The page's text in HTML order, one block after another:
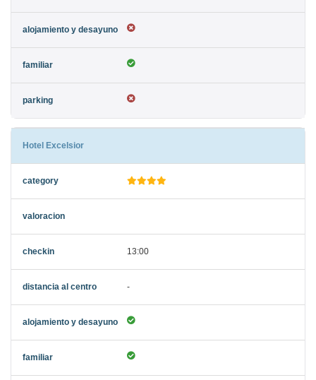
Hotel Excelsior
13:00
-